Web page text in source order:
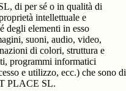
di per sé o in qualità di
intellettuale e
degli elementi in esso
suoni, audio, video,
di colori, struttura e
programmi informatici
e utilizzo, ecc.) che sono di
PLACE SL.